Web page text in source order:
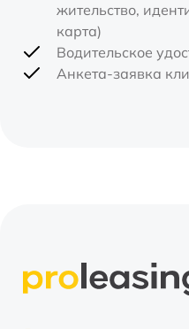
жительство,
карта)
Водительское
Анкета-заявка